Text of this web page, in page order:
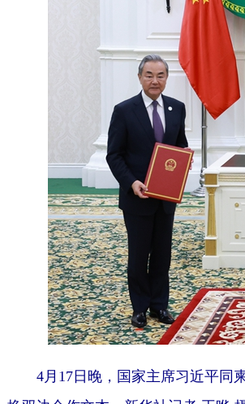
4月17日晚，国家主席习近平同柬